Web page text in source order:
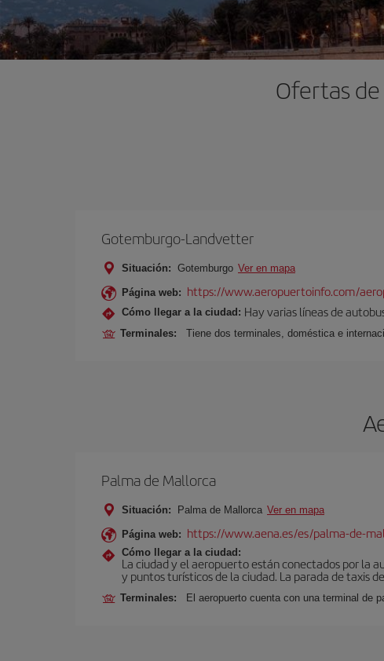
Ofertas
Gotemburgo-Landvetter
Situación: Gotemburgo Ver en mapa
Página web: https://www.aeropuertoinfo.com/
Cómo llegar a la ciudad: Hay varias líneas de
Terminales: Tiene dos terminales, doméstica e
Palma de Mallorca
Situación: Palma de Mallorca Ver en mapa
Página web: https://www.aena.es/es/palma-de-
Cómo llegar a la ciudad:
La ciudad y el aeropuerto están conectados por la
y puntos turísticos de la ciudad. La parada de taxis
Terminales: El aeropuerto cuenta con una terminal de